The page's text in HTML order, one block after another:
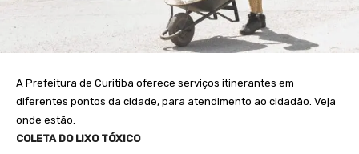
A Prefeitura de Curitiba oferece serviços itinerantes em
diferentes pontos da cidade, para atendimento ao cidadão. Veja
onde estão.
COLETA DO LIXO TÓXICO